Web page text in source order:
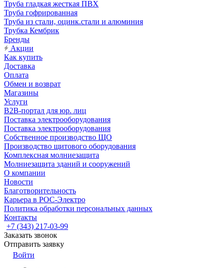
Труба гладкая жесткая ПВХ
Труба гофрированная
Труба из стали, оцинк.стали и алюминия
Трубка Кембрик
Бренды
Акции
Как купить
Доставка
Оплата
Обмен и возврат
Магазины
Услуги
B2B-портал для юр. лиц
Поставка электрооборудования
Поставка электрооборудования
Собственное производство ЩО
Производство щитового оборудования
Комплексная молниезащита
Молниезащита зданий и сооружений
О компании
Новости
Благотворительность
Карьера в РОС-Электро
Политика обработки персональных данных
Контакты
+7 (343) 217-03-99
Заказать звонок
Отправить заявку
Войти